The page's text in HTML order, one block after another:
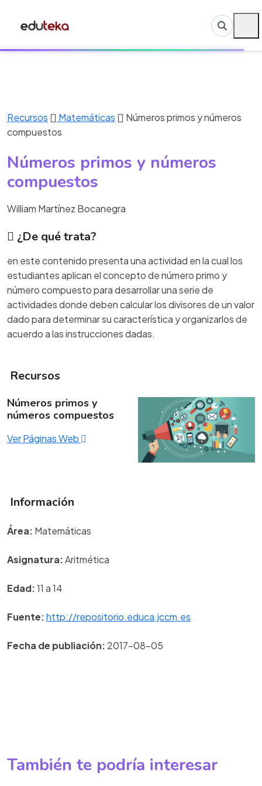
Recursos Matemáticas
Números primos y números
compuestos
Números primos y números
compuestos
William Martínez Bocanegra
¿De qué trata?
en este contenido presenta una actividad en la cual los
estudiantes aplican el concepto de número primo y
número compuesto para desarrollar una serie de
actividades donde deben calcular los divisores de un valor
dado para determinar su característica y organizarlos de
acuerdo a las instrucciones dadas.
Recursos
Números primos y
números compuestos
Ver Páginas Web
Información
Área: Matemáticas
Asignatura:Aritmética
Edad:11 a 14
Fuente:http://repositorio.educa.jccm.es
Fecha de publiación: 2017-08-05
También te podría interesar